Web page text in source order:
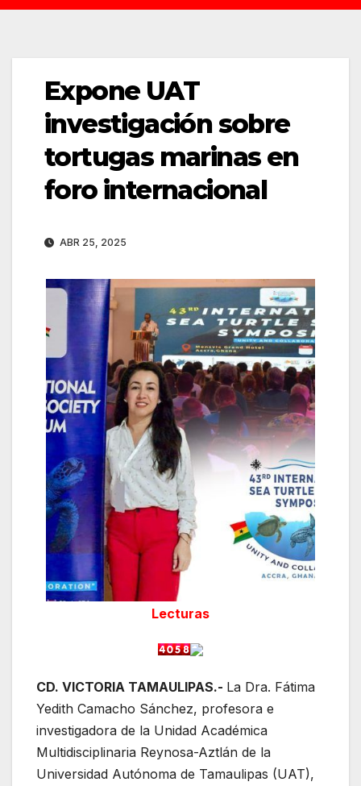
Expone UAT
investigación sobre
tortugas marinas en
foro internacional
ABR 25, 2025
Lecturas
CD. VICTORIA TAMAULIPAS.- La Dra. Fátima
Yedith Camacho Sánchez, profesora e
investigadora de la Unidad Académica
Multidisciplinaria Reynosa-Aztlán de la
Universidad Autónoma de Tamaulipas (UAT),